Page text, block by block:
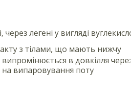
легені у вигляді
з тілами, що мають нижчу
в довкілля
на випаровування поту